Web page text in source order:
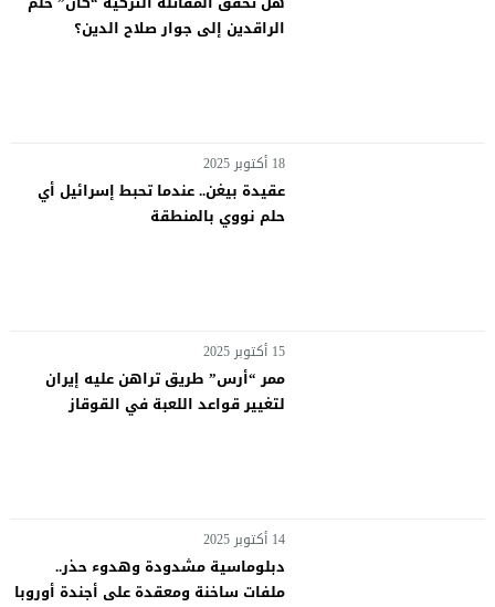
الراقدين إلى جوار صلاح الدين؟
18 أكتوبر 2025
عقيدة بيغن.. عندما تحبط إسرائيل أي
حلم نووي بالمنطقة
15 أكتوبر 2025
ممر “أرس” طريق تراهن عليه إيران
لتغيير قواعد اللعبة في القوقاز
14 أكتوبر 2025
دبلوماسية مشدودة وهدوء حذر..
ملفات ساخنة ومعقدة على أجندة أوروبا